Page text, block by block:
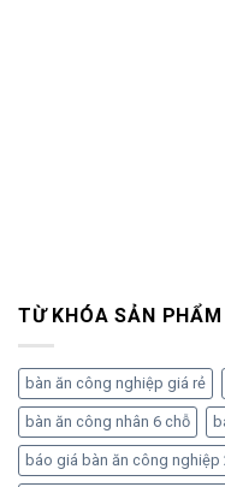
TỪ KHÓA SẢN PHẨM
bàn ăn công nghiệp giá rẻ
bàn ăn công nhân 6 chỗ
báo giá bàn ăn công nghiệp